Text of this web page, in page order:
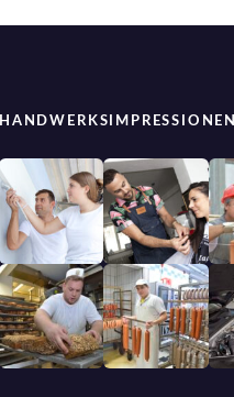
HANDWERKSIMPRESSIONEN